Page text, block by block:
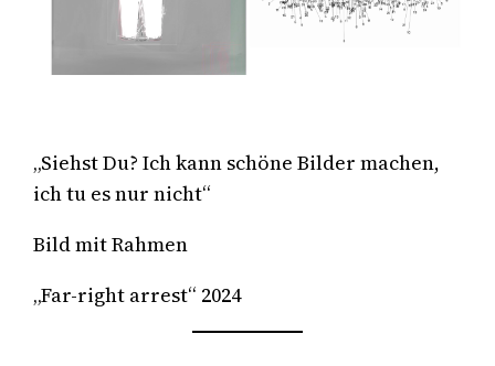
„Siehst Du? Ich kann schöne Bilder machen,
ich tu es nur nicht“
Bild mit Rahmen
„Far-right arrest“ 2024